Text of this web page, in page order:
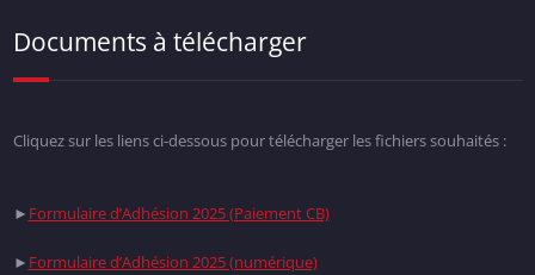
Documents à télécharger
Cliquez sur les liens ci-dessous pour télécharger les fichiers souhaités :
► Formulaire d’Adhésion 2025 (Paiement CB)
► Formulaire d’Adhésion 2025 (numérique)